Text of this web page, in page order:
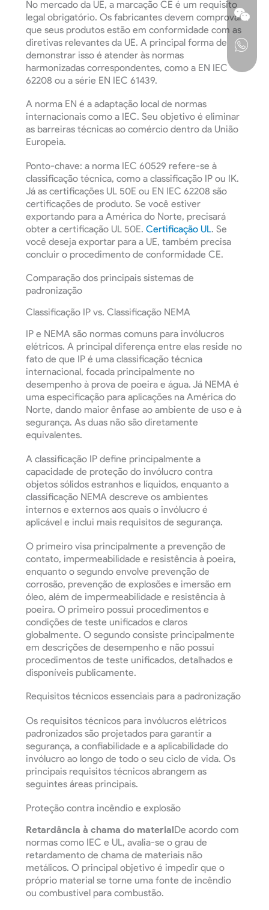
No mercado da UE, a marcação CE é um requisito
legal obrigatório. Os fabricantes devem comprovar
que seus produtos estão em conformidade com as
diretivas relevantes da UE. A principal forma de
demonstrar isso é atender às normas
harmonizadas correspondentes, como a EN IEC
62208 ou a série EN IEC 61439.
A norma EN é a adaptação local de normas
internacionais como a IEC. Seu objetivo é eliminar
as barreiras técnicas ao comércio dentro da União
Europeia.
Ponto-chave: a norma IEC 60529 refere-se à
classificação técnica, como a classificação IP ou IK.
Já as certificações UL 50E ou EN IEC 62208 são
certificações de produto. Se você estiver
exportando para a América do Norte, precisará
obter a certificação UL 50E.Certificação UL. Se
você deseja exportar para a UE, também precisa
concluir o procedimento de conformidade CE.
Comparação dos principais sistemas de
padronização
Classificação IP vs. Classificação NEMA
IP e NEMA são normas comuns para invólucros
elétricos. A principal diferença entre elas reside no
fato de que IP é uma classificação técnica
internacional, focada principalmente no
desempenho à prova de poeira e água. Já NEMA é
uma especificação para aplicações na América do
Norte, dando maior ênfase ao ambiente de uso e à
segurança. As duas não são diretamente
equivalentes.
A classificação IP define principalmente a
capacidade de proteção do invólucro contra
objetos sólidos estranhos e líquidos, enquanto a
classificação NEMA descreve os ambientes
internos e externos aos quais o invólucro é
aplicável e inclui mais requisitos de segurança.
O primeiro visa principalmente a prevenção de
contato, impermeabilidade e resistência à poeira,
enquanto o segundo envolve prevenção de
corrosão, prevenção de explosões e imersão em
óleo, além de impermeabilidade e resistência à
poeira. O primeiro possui procedimentos e
condições de teste unificados e claros
globalmente. O segundo consiste principalmente
em descrições de desempenho e não possui
procedimentos de teste unificados, detalhados e
disponíveis publicamente.
Requisitos técnicos essenciais para a padronização
Os requisitos técnicos para invólucros elétricos
padronizados são projetados para garantir a
segurança, a confiabilidade e a aplicabilidade do
invólucro ao longo de todo o seu ciclo de vida. Os
principais requisitos técnicos abrangem as
seguintes áreas principais.
Proteção contra incêndio e explosão
Retardância à chama do materialDe acordo com
normas como IEC e UL, avalia-se o grau de
retardamento de chama de materiais não
metálicos. O principal objetivo é impedir que o
próprio material se torne uma fonte de incêndio
ou combustível para combustão.